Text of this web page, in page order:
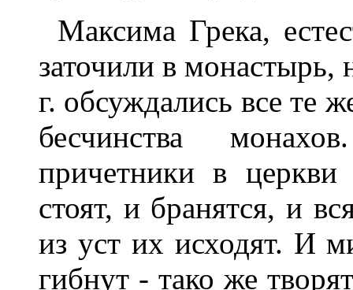
Максима Грека,
заточили в
г. обсуждались все те
бесчинства
причетники в
стоят, и бранятся, и
из уст их исходят. И
гибнут - тако же